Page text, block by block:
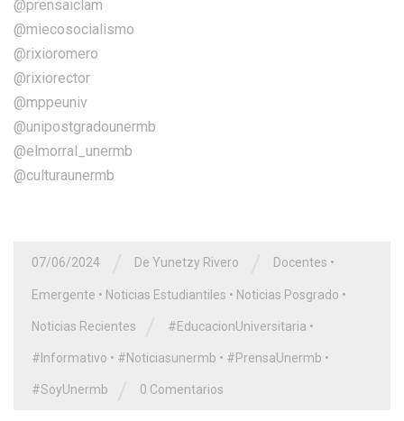
@prensaiclam
@miecosocialismo
@rixioromero
@rixiorector
@mppeuniv
@unipostgradounermb
@elmorral_unermb
@culturaunermb
07/06/2024 De Yunetzy Rivero Docentes •
Emergente • Noticias Estudiantiles • Noticias Posgrado •
Noticias Recientes #EducacionUniversitaria •
#Informativo • #Noticiasunermb • #PrensaUnermb •
#SoyUnermb 0 Comentarios